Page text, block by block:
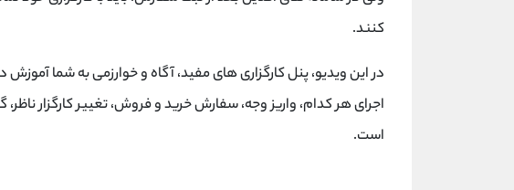
کنند.
در این ویدیو، پنل کارگزاری های مفید، آگاه و خوارزمی به شما
اجرای هر کدام، واریز وجه، سفارش خرید و فروش، تغییر کارگزار
است.